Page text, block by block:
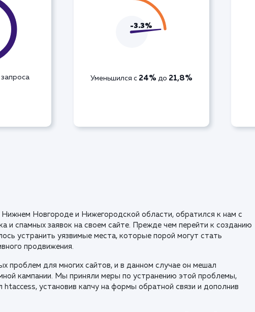
запроса
-3.3%
Уменьшился с 24% до 21,8%
Новгороде и Нижегородской области, обратился к нам с
и спамных заявок на своем сайте. Прежде чем перейти к созданию
устранить уязвимые места, которые порой могут стать
продвижения.
проблем для многих сайтов, и в данном случае он мешал
кампании. Мы приняли меры по устранению этой проблемы,
установив капчу на формы обратной связи и дополнив